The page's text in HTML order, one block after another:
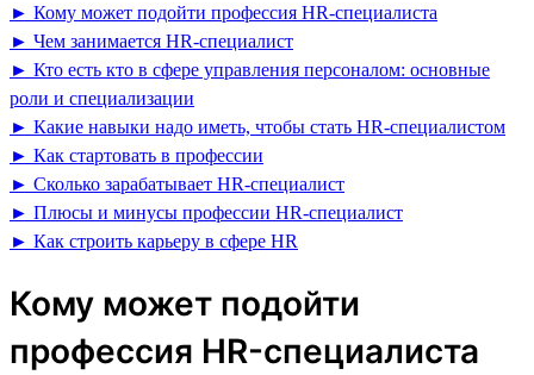
► Кому может подойти профессия HR-специалиста
► Чем занимается HR-специалист
► Кто есть кто в сфере управления персоналом: основные
роли и специализации
► Какие навыки надо иметь, чтобы стать HR-специалистом
► Как стартовать в профессии
► Сколько зарабатывает HR-специалист
► Плюсы и минусы профессии HR-специалист
► Как строить карьеру в сфере HR
Кому может подойти
профессия HR-специалиста